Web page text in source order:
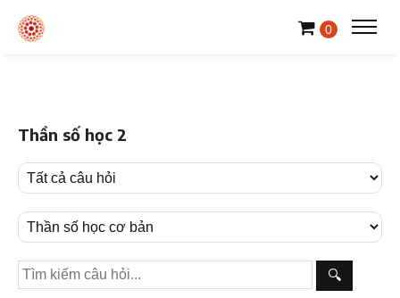
0
Thần số học 2
🔍